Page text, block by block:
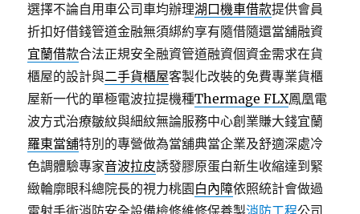
選擇不論自用車公司車均辦理湖口機車借款提供會員
折扣好借錢管道金融無須綁約享有隨借隨還當舖融資
宜蘭借款合法正規安全融資管道融資個資金需求在貨
櫃屋的設計與二手貨櫃屋客製化改裝的免費專業貨櫃
屋新一代的單極電波拉提機種Thermage FLX鳳凰電
波方式治療皺紋與細紋無論服務中心創業賺大錢宜蘭
羅東當舖特別的專營做為當舖典當企業及舒適深處冷
色調體驗專家音波拉皮誘發膠原蛋白新生收縮達到緊
緻輪廓眼科總院長的視力桃園 白內障依照統計會做過
雷射手術消防安全設備檢修維修保養製消防工程公司